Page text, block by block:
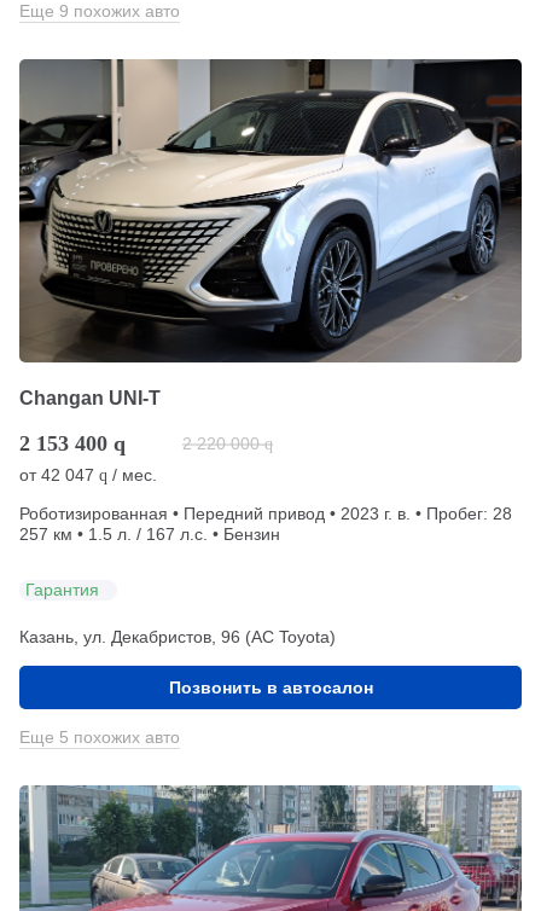
Еще 9 похожих авто
Changan UNI-T
2 153 400 q 2 220 000 q
от42 047 q / мес.
Роботизированная • Передний привод • 2023 г. в. • Пробег: 28
257 км • 1.5 л. / 167 л.с. • Бензин
Гарантия
Казань, ул. Декабристов, 96 (АС Toyota)
Позвонить в автосалон
Еще 5 похожих авто